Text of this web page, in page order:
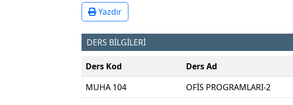
Yazdır
DERS BİLGİLERİ
Ders Kod Ders Ad
MUHA 104
OFİS PROGRAMLARI-2